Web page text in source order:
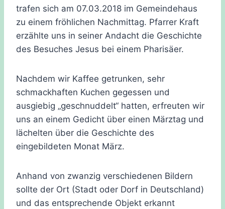
trafen sich am 07.03.2018 im Gemeindehaus
zu einem fröhlichen Nachmittag. Pfarrer Kraft
erzählte uns in seiner Andacht die Geschichte
des Besuches Jesus bei einem Pharisäer.
Nachdem wir Kaffee getrunken, sehr
schmackhaften Kuchen gegessen und
ausgiebig „geschnuddelt“ hatten, erfreuten wir
uns an einem Gedicht über einen Märztag und
lächelten über die Geschichte des
eingebildeten Monat März.
Anhand von zwanzig verschiedenen Bildern
sollte der Ort (Stadt oder Dorf in Deutschland)
und das entsprechende Objekt erkannt